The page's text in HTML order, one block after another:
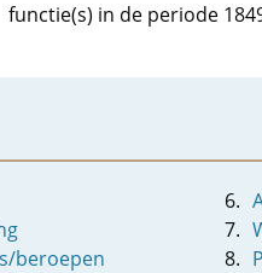
functie(s) in de periode
beroepen